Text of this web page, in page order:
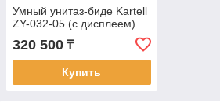
Умный унитаз-биде Kartell
ZY-032-05 (с дисплеем)
320 500 ₸
Купить